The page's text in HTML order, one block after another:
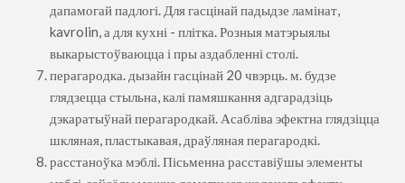
дапамогай падлогі. Для гасцінай падыдзе ламінат,
kavrolin, а для кухні - плітка. Розныя матэрыялы
выкарыстоўваюцца і пры аздабленні столі.
перагародка. дызайн гасцінай 20 чвэрць. м. будзе
глядзецца стыльна, калі памяшкання адгарадзіць
дэкаратыўнай перагародкай. Асабліва эфектна глядзіцца
шкляная, пластыкавая, драўляная перагародкі.
расстаноўка мэблі. Пісьменна расставіўшы элементы